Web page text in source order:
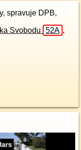
spravuje DPB,
Svobodu 52A ,